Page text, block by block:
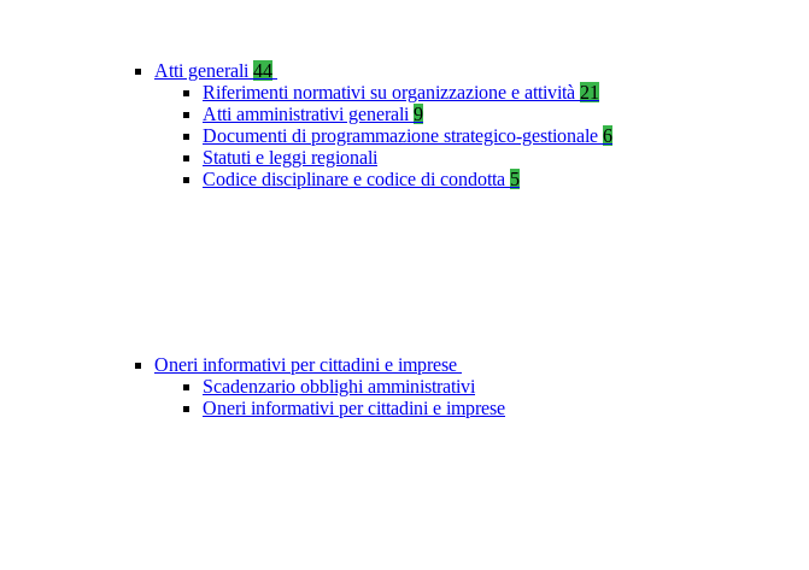
Atti generali 44
Riferimenti normativi su organizzazione e attività 21
Atti amministrativi generali 9
Documenti di programmazione strategico-gestionale 6
Statuti e leggi regionali
Codice disciplinare e codice di condotta 5
Oneri informativi per cittadini e imprese
Scadenzario obblighi amministrativi
Oneri informativi per cittadini e imprese